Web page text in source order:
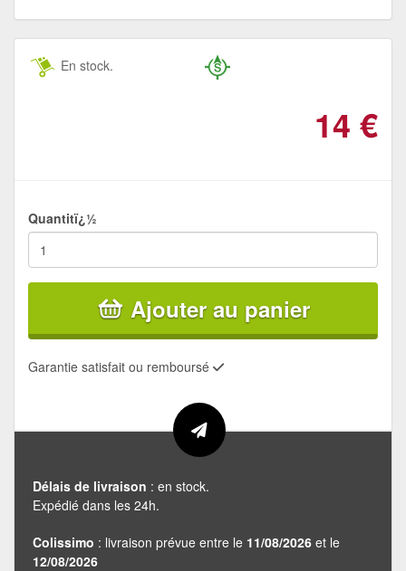
En stock.
14 €
Quantitï¿½
Ajouter au panier
Garantie satisfait ou remboursé
Délais de livraison : en stock.
Expédié dans les 24h.
Colissimo : livraison prévue entre le 11/08/2026 et le
12/08/2026